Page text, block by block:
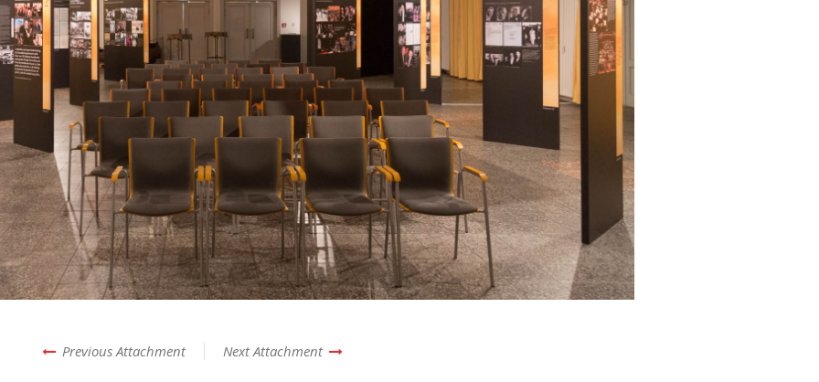
Previous Attachment Next Attachment